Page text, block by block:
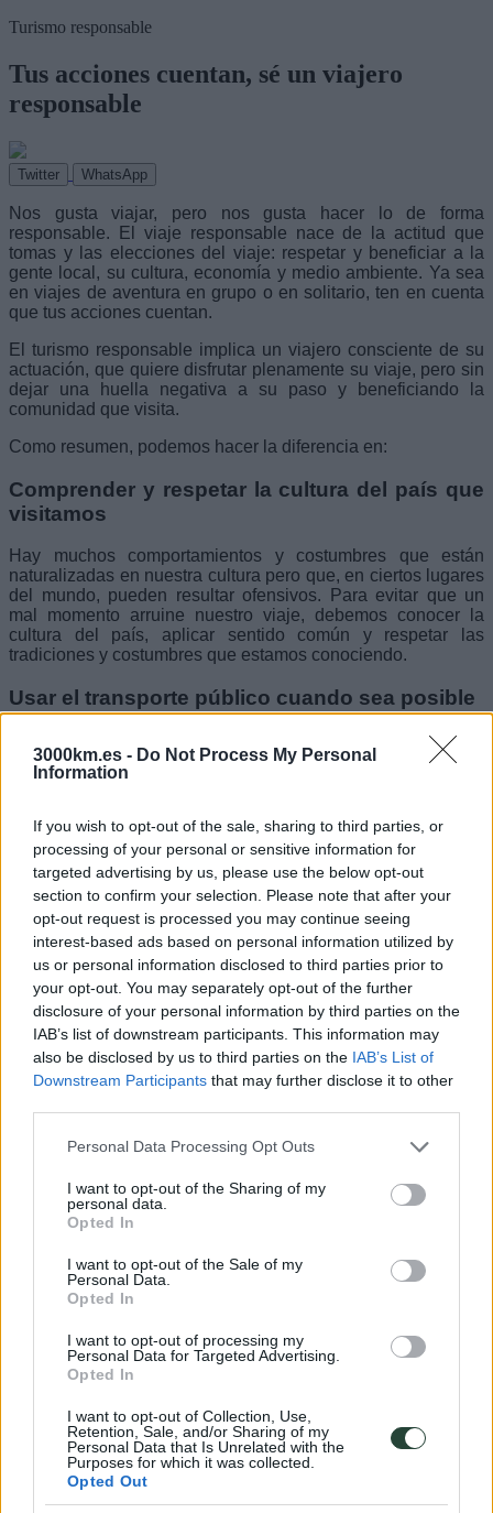
3000km.es - Do Not Process My Personal
Information
If you wish to opt-out of the sale, sharing to third parties, or
processing of your personal or sensitive information for
targeted advertising by us, please use the below opt-out
section to confirm your selection. Please note that after your
opt-out request is processed you may continue seeing
interest-based ads based on personal information utilized by
us or personal information disclosed to third parties prior to
your opt-out. You may separately opt-out of the further
disclosure of your personal information by third parties on the
IAB’s list of downstream participants. This information may
also be disclosed by us to third parties on the IAB’s List of
Downstream Participants that may further disclose it to other
Please note that this website/app uses one or more Google
not limited to your visit or usage behaviour. You may click to
grant or deny consent to Google and its third-party tags to
use your data for below specified purposes in below Google
consent section.
Personal Data Processing Opt Outs
I want to opt-out of the Sharing of my
personal data.
Opted In
I want to opt-out of the Sale of my
Personal Data.
Opted In
I want to opt-out of processing my
Personal Data for Targeted Advertising.
Opted In
I want to opt-out of Collection, Use,
Retention, Sale, and/or Sharing of my
Personal Data that Is Unrelated with the
Purposes for which it was collected.
Opted Out
Turismo responsable
Tus acciones cuentan, sé un viajero
responsable
Twitter WhatsApp
Nos gusta viajar, pero nos gusta hacer lo de forma
responsable. El viaje responsable nace de la actitud que
tomas y las elecciones del viaje: respetar y beneficiar a la
gente local, su cultura, economía y medio ambiente. Ya sea
en viajes de aventura en grupo o en solitario, ten en cuenta
que tus acciones cuentan.
El turismo responsable implica un viajero consciente de su
actuación, que quiere disfrutar plenamente su viaje, pero sin
dejar una huella negativa a su paso y beneficiando la
comunidad que visita.
Como resumen, podemos hacer la diferencia en:
Comprender y respetar la cultura del país que
visitamos
Hay muchos comportamientos y costumbres que están
naturalizadas en nuestra cultura pero que, en ciertos lugares
del mundo, pueden resultar ofensivos. Para evitar que un
mal momento arruine nuestro viaje, debemos conocer la
cultura del país, aplicar sentido común y respetar las
tradiciones y costumbres que estamos conociendo.
Usar el transporte público cuando sea posible
En según que países se trata de viajes en transportes
públicos poco cómodos, que pueden ir más o menos llenos,
ser más o menos rápidos, más o menos eficientes… De
público fomenta situaciones de convivencia con los locales y
de enriquecimiento cultural recíproco que no se dan en otros
escenarios.
Comprar alimentos y bebidas producidos
localmente y comprar souvenirs de artesanos
locales
Intentar consumir productos y servicios locales para
favorecer la economía de la zona. Comprar «souvenirs»
hechos de forma artesanal ayuda a la subsistencia de
pequeñas familias y favorece la supervivencia de las
tradiciones. No se deben comprar artículos de valor histórico
o cultural porque forman parte del patrimonio cultural y
deben permanecer allí.
Alojarse en un alojamiento de menor escala de
propiedad local cuando sea posible
Elegir alojamientos gestionados por familias locales, para
turismo de masas.
Minimizar los residuos y reducir el uso de
recursos
Utilizar la energía eléctrica y el agua con sensatez.
Minimizar los residuos que generamos y poner atención a su
gestión. Tratar de dejar los lugares, tal y como estaban
cuando llegamos, evitando dejar rastro de su visita.